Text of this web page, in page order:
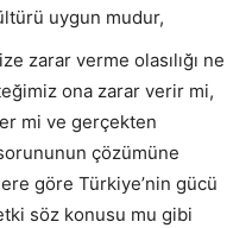
uygun mudur,
zarar verme olasılığı ne
ona zarar verir mi,
mi ve gerçekten
çözümüne
göre Türkiye’nin gücü
söz konusu mu gibi